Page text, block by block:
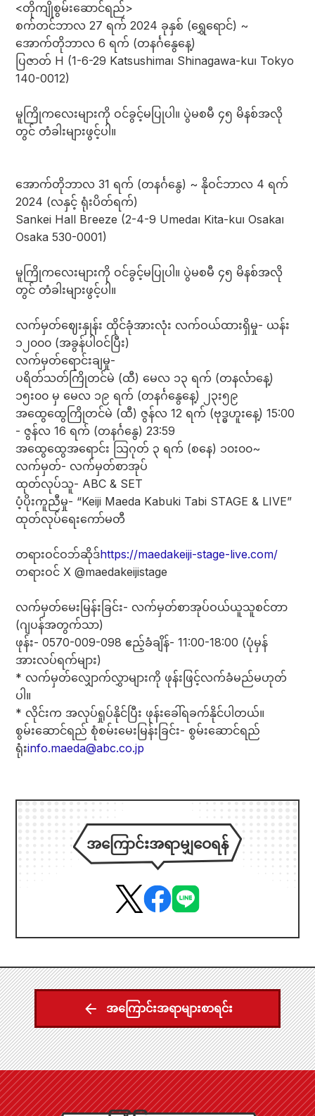
<တိုကျိုစွမ်းဆောင်ရည်>
စက်တင်ဘာလ 27 ရက် 2024 ခုနှစ် (ရွှေရောင်) ~
အောက်တိုဘာလ 6 ရက် (တနင်္ဂနွေနေ့)
ပြဇာတ် H (1-6-29 Katsushima၊ Shinagawa-ku၊ Tokyo
140-0012)
မူကြိုကလေးများကို ဝင်ခွင့်မပြုပါ။ ပွဲမစမီ ၄၅ မိနစ်အလို
တွင် တံခါးများဖွင့်ပါ။
အောက်တိုဘာလ 31 ရက် (တနင်္ဂနွေ) ~ နိုဝင်ဘာလ 4 ရက်
2024 (လနှင့် ရုံးပိတ်ရက်)
Sankei Hall Breeze (2-4-9 Umeda၊ Kita-ku၊ Osaka၊
Osaka 530-0001)
မူကြိုကလေးများကို ဝင်ခွင့်မပြုပါ။ ပွဲမစမီ ၄၅ မိနစ်အလို
တွင် တံခါးများဖွင့်ပါ။
လက်မှတ်ဈေးနှုန်း ထိုင်ခုံအားလုံး လက်ဝယ်ထားရှိမှု- ယန်း
၁၂၀၀၀ (အခွန်ပါဝင်ပြီး)
လက်မှတ်ရောင်းချမှု-
ပရိတ်သတ်ကြိုတင်မဲ (ထီ) မေလ ၁၃ ရက် (တနင်္လာနေ့)
၁၅း၀၀ မှ မေလ ၁၉ ရက် (တနင်္ဂနွေနေ့) ၂၃း၅၉
အထွေထွေကြိုတင်မဲ (ထီ) ဇွန်လ 12 ရက် (ဗုဒ္ဓဟူးနေ့) 15:00
- ဇွန်လ 16 ရက် (တနင်္ဂနွေ) 23:59
အထွေထွေအရောင်း သြဂုတ် ၃ ရက် (စနေ) ၁၀း၀၀~
လက်မှတ်- လက်မှတ်စာအုပ်
ထုတ်လုပ်သူ- ABC & SET
ပံ့ပိုးကူညီမှု- “Keiji Maeda Kabuki Tabi STAGE & LIVE”
ထုတ်လုပ်ရေးကော်မတီ
တရားဝင်ဝဘ်ဆိုဒ်https://maedakeiji-stage-live.com/
တရားဝင် X @maedakeijistage
လက်မှတ်မေးမြန်းခြင်း- လက်မှတ်စာအုပ်ဝယ်ယူသူစင်တာ
(ဂျပန်အတွက်သာ)
ဖုန်း- 0570-009-098 ဧည့်ခံချိန်- 11:00-18:00 (ပုံမှန်
အားလပ်ရက်များ)
* လက်မှတ်လျှောက်လွှာများကို ဖုန်းဖြင့်လက်ခံမည်မဟုတ်
ပါ။
* လိုင်းက အလုပ်ရှုပ်နိုင်ပြီး ဖုန်းခေါ်ရခက်နိုင်ပါတယ်။
စွမ်းဆောင်ရည် စုံစမ်းမေးမြန်းခြင်း- စွမ်းဆောင်ရည်
ရုံးinfo.maeda@abc.co.jp
အကြောင်းအရာမျှဝေရန်
အကြောင်းအရာများစာရင်း